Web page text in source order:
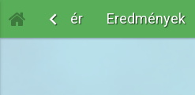

Versenytér Eredmények